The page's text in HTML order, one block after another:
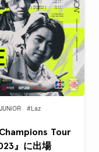
#Laz
Tour
』に出場